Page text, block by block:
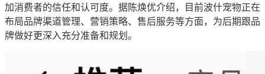
加消费者的信任和认可度。据陈焕优介绍，目前波什宠物正在
布局品牌渠道管理、营销策略、售后服务等方面，为后期跟品
牌做好更深入充分准备和规划。